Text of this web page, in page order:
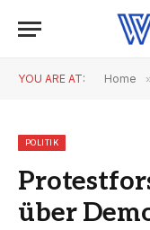
YOU ARE AT: Home
POLITIK
über